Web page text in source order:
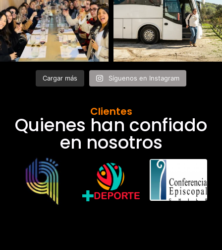
Cargar más Síguenos en Instagram
Clientes
Quienes han confiado
en nosotros